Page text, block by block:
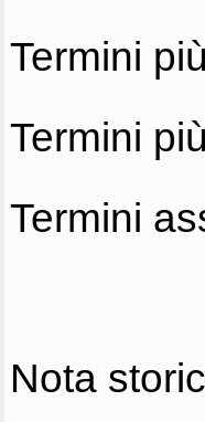
Termini
Termini
Termini
Nota